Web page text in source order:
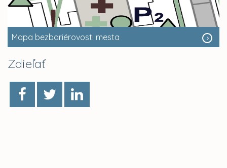
Mapa bezbariérovosti mesta
Zdieľať